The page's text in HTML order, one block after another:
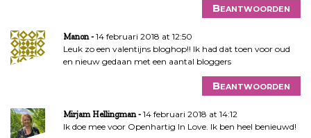
Beantwoorden
Manon
14 februari 2018 at 12:50
Leuk zo een valentijns bloghop!! Ik had dat toen voor oud
en nieuw gedaan met een aantal bloggers
Beantwoorden
Mirjam Hellingman
14 februari 2018 at 14:12
Ik doe mee voor Openhartig In Love. Ik ben heel benieuwd!